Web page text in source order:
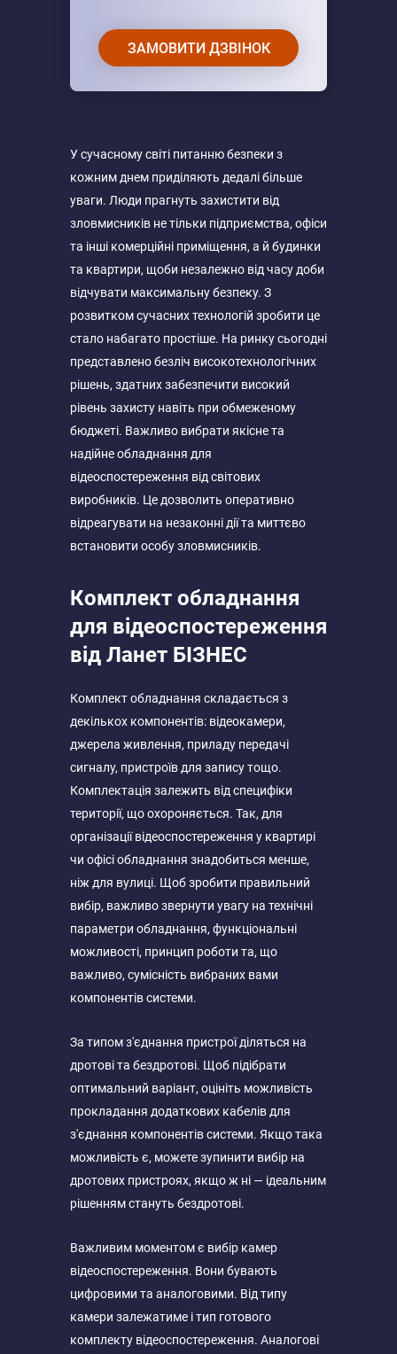
ЗАМОВИТИ ДЗВІНОК
У сучасному світі питанню безпеки з
кожним днем ​​приділяють дедалі більше
уваги. Люди прагнуть захистити від
зловмисників не тільки підприємства, офіси
та інші комерційні приміщення, а й будинки
та квартири, щоби незалежно від часу доби
відчувати максимальну безпеку. З
розвитком сучасних технологій зробити це
стало набагато простіше. На ринку сьогодні
представлено безліч високотехнологічних
рішень, здатних забезпечити високий
рівень захисту навіть при обмеженому
бюджеті. Важливо вибрати якісне та
надійне обладнання для
відеоспостереження від світових
виробників. Це дозволить оперативно
відреагувати на незаконні дії та миттєво
встановити особу зловмисників.
Комплект обладнання
для відеоспостереження
від Ланет БІЗНЕС
Комплект обладнання складається з
декількох компонентів: відеокамери,
джерела живлення, приладу передачі
сигналу, пристроїв для запису тощо.
Комплектація залежить від специфіки
території, що охороняється. Так, для
організації відеоспостереження у квартирі
чи офісі обладнання знадобиться менше,
ніж для вулиці. Щоб зробити правильний
вибір, важливо звернути увагу на технічні
параметри обладнання, функціональні
можливості, принцип роботи та, що
важливо, сумісність вибраних вами
компонентів системи.
За типом з'єднання пристрої діляться на
дротові та бездротові. Щоб підібрати
оптимальний варіант, оцініть можливість
прокладання додаткових кабелів для
з'єднання компонентів системи. Якщо така
можливість є, можете зупинити вибір на
дротових пристроях, якщо ж ні — ідеальним
рішенням стануть бездротові.
Важливим моментом є вибір камер
відеоспостереження. Вони бувають
цифровими та аналоговими. Від типу
камери залежатиме і тип готового
комплекту відеоспостереження. Аналогові